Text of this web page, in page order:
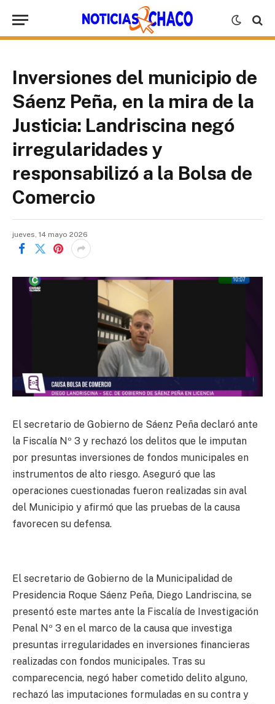
Inversiones del municipio de
Sáenz Peña, en la mira de la
Justicia: Landriscina negó
irregularidades y
responsabilizó a la Bolsa de
Comercio
jueves, 14 mayo 2026
El secretario de Gobierno de Sáenz Peña declaró ante
la Fiscalía Nº 3 y rechazó los delitos que le imputan
por presuntas inversiones de fondos municipales en
instrumentos de alto riesgo. Aseguró que las
operaciones cuestionadas fueron realizadas sin aval
del Municipio y afirmó que las pruebas de la causa
favorecen su defensa.
El secretario de Gobierno de la Municipalidad de
Presidencia Roque Sáenz Peña, Diego Landriscina, se
presentó este martes ante la Fiscalía de Investigación
Penal Nº 3 en el marco de la causa que investiga
presuntas irregularidades en inversiones financieras
realizadas con fondos municipales. Tras su
comparecencia, negó haber cometido delito alguno,
rechazó las imputaciones formuladas en su contra y